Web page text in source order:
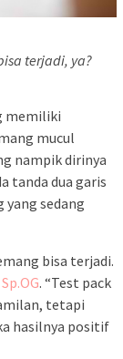
terjadi, ya?
memiliki
mucul
nampik dirinya
tanda dua garis
yang sedang
bisa terjadi.
. “Test pack
tetapi
hasilnya positif